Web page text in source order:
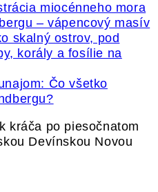
Čo všetko
kráča po piesočnatom
Devínskou Novou